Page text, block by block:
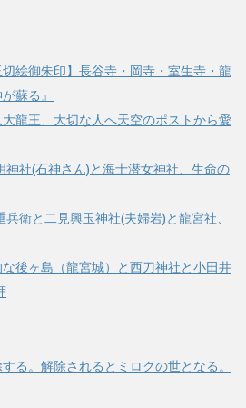
絵御朱印】長谷寺・岡寺・室生寺・龍
蘇る』
龍王、大切な人へ天空のポストから愛
神社(石神さん)と海士潜女神社、生命の
兵衛と二見興玉神社(夫婦岩)と龍宮社、
な後ヶ島（龍宮城）と西刀神社と小田井
る。解除されるとミロクの世となる。